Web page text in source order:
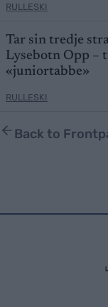
RULLESKI
Tar sin tredje
Lysebotn Opp –
«juniortabbe»
RULLESKI
Back to